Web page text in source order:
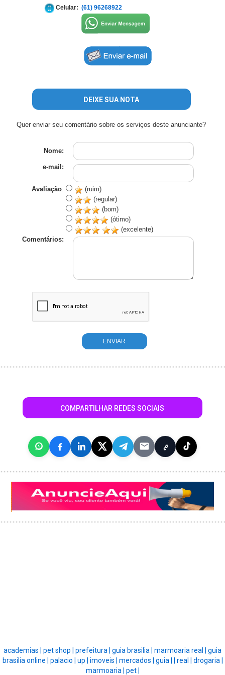
Celular: (61) 96268922
DEIXE SUA NOTA
Quer enviar seu comentário sobre os serviços deste anunciante?
Nome:
e-mail:
Avaliação:
(ruim)
(regular)
(bom)
(ótimo)
(excelente)
Comentários:
COMPARTILHAR REDES SOCIAIS
academias | pet shop | prefeitura | guia brasilia | marmoaria real | guia
brasilia online | palacio | up | imoveis | mercados | guia | real | drogaria |
marmoaria | pet |